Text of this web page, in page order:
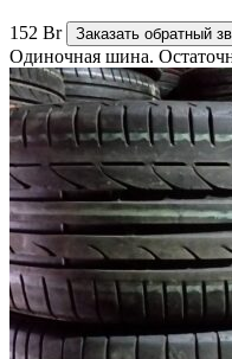
152 Br Заказать обратный
Одиночная шина.